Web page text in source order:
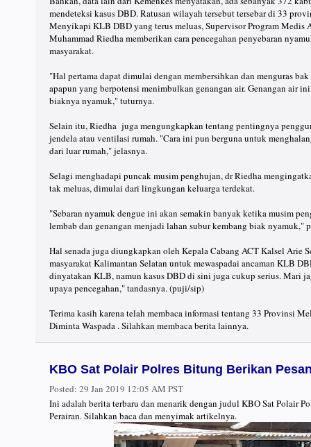
mendeteksi kasus DBD. Ratusan wilayah tersebut tersebar di 33
Menyikapi KLB DBD yang terus meluas, Supervisor Program Medis
Muhammad Riedha memberikan cara pencegahan penyebaran
masyarakat.
"Hal pertama dapat dimulai dengan membersihkan dan menguras
apapun yang berpotensi menimbulkan genangan air. Genangan air
biaknya nyamuk," tuturnya.
Selain itu, Riedha juga mengungkapkan tentang pentingnya
jendela atau ventilasi rumah. "Cara ini pun berguna untuk
dari luar rumah," jelasnya.
Selagi menghadapi puncak musim penghujan, dr Riedha
tak meluas, dimulai dari lingkungan keluarga terdekat.
"Sebaran nyamuk dengue ini akan semakin banyak ketika musim
lembab dan genangan menjadi lahan subur kembang biak nyamuk,"
Hal senada juga diungkapkan oleh Kepala Cabang ACT Kalsel Arie
masyarakat Kalimantan Selatan untuk mewaspadai ancaman KLB
dinyatakan KLB, namun kasus DBD di sini juga cukup serius. Mari
upaya pencegahan," tandasnya. (puji/sip)
Terima kasih karena telah membaca informasi tentang 33 Provinsi
Diminta Waspada . Silahkan membaca berita lainnya.
KBO Sat Polair Polres Bitung Berikan
Posted: 29 Jan 2019 12:05 AM PST
Ini adalah berita terbaru dan menarik dengan judul KBO Sat Polair
Perairan. Silahkan baca dan menyimak artikelnya.